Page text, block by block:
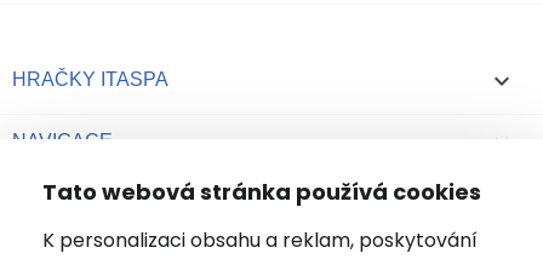
Tato webová stránka používá cookies
K personalizaci obsahu a reklam, poskytování
HRAČKY ITASPA 
NAVIGACE 
VÁŠ ÚČET